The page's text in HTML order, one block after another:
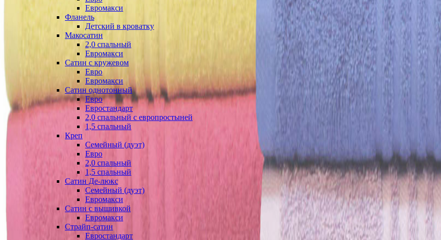
Евромакси
Фланель
Детский в кроватку
Макосатин
2,0 спальный
Евромакси
Сатин с кружевом
Евро
Евромакси
Сатин однотонный
Евро
Евростандарт
2,0 спальный с европростыней
1,5 спальный
Креп
Семейный (дуэт)
Евро
2,0 спальный
1,5 спальный
Сатин Де-люкс
Семейный (дуэт)
Евромакси
Сатин с вышивкой
Евромакси
Страйп-сатин
Евростандарт